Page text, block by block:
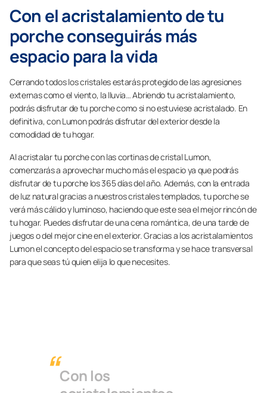
Con el acristalamiento de tu
porche conseguirás más
espacio para la vida
Cerrando todos los cristales estarás protegido de las agresiones
externas como el viento, la lluvia… Abriendo tu acristalamiento,
podrás disfrutar de tu porche como si no estuviese acristalado. En
definitiva, con Lumon podrás disfrutar del exterior desde la
comodidad de tu hogar.
Al acristalar tu porche con las cortinas de cristal Lumon,
comenzarás a aprovechar mucho más el espacio ya que podrás
disfrutar de tu porche los 365 días del año. Además, con la entrada
de luz natural gracias a nuestros cristales templados, tu porche se
verá más cálido y luminoso, haciendo que este sea el mejor rincón de
tu hogar. Puedes disfrutar de una cena romántica, de una tarde de
juegos o del mejor cine en el exterior. Gracias a los acristalamientos
Lumon el concepto del espacio se transforma y se hace transversal
para que seas tú quien elija lo que necesites.
Con los